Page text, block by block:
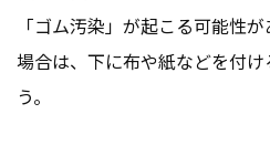
「ゴム汚染」が起こる可能性
場合は、下に布や紙などを付
う。